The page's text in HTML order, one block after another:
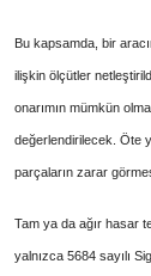
Bu kapsamda, bir
ilişkin ölçütler
onarımın mümkün
değerlendirilecek. Öte
parçaların zarar
Tam ya da ağır hasar
yalnızca 5684 sayılı